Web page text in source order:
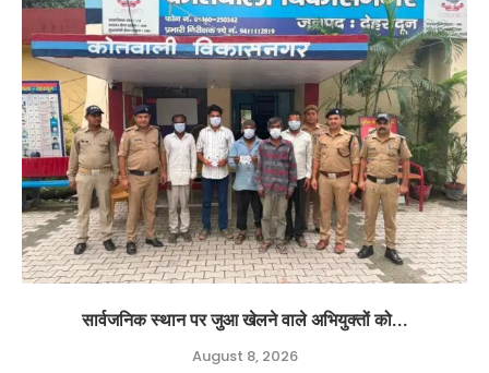
सार्वजनिक स्थान पर जुआ खेलने वाले अभियुक्तों को...
August 8, 2026